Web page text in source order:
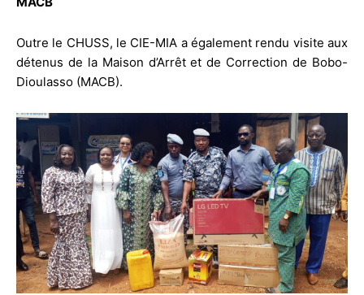
Outre le CHUSS, le CIE-MIA a également rendu visite aux
détenus de la Maison d’Arrêt et de Correction de Bobo-
Dioulasso (MACB).